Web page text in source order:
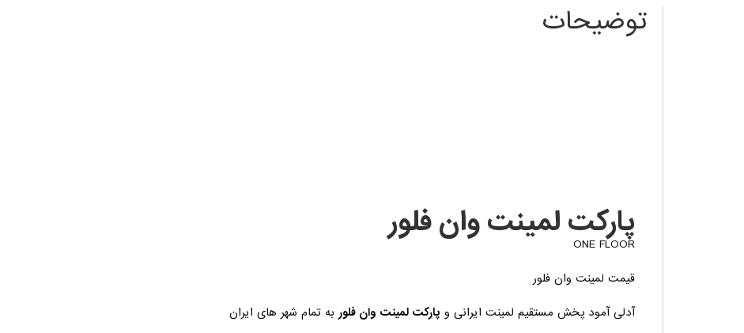
توضیحات
پارکت لمینت وان فلور
ONE FLOOR
قیمت لمینت وان فلور
آدلی آمود پخش مستقیم لمینت ایرانی و پارکت لمینت وان فلور به تمام شهر های ایران